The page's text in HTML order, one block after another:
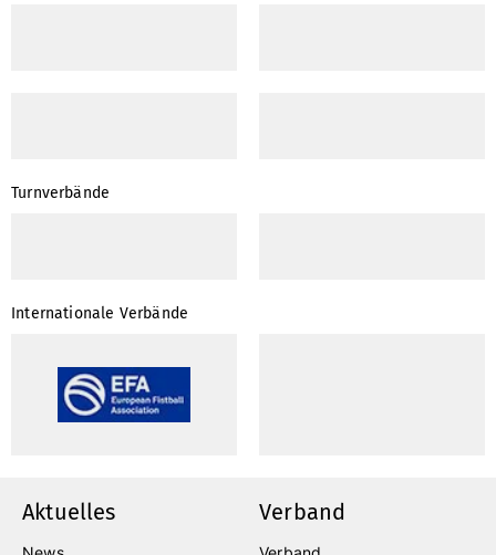
Turnverbände
Internationale Verbände
Aktuelles Verband